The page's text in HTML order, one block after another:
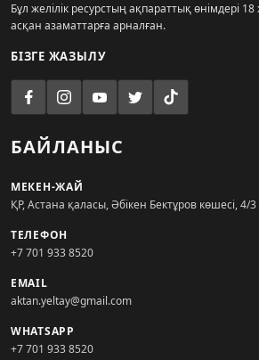
Бұл желілік ресурстың ақпараттық өнімдері
асқан азаматтарға арналған.
БІЗГЕ ЖАЗЫЛУ
БАЙЛАНЫС
МЕКЕН-ЖАЙ
ҚР, Астана қаласы, Әбікен Бектұров көшесі, 4/3
ТЕЛЕФОН
+7 701 933 8520
EMAIL
aktan.yeltay@gmail.com
WHATSAPP
+7 701 933 8520